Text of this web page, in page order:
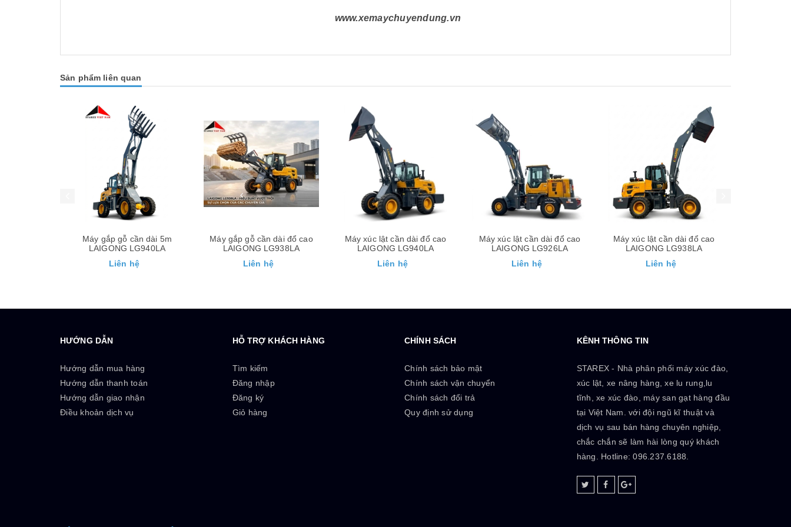
www.xemaychuyendung.vn
Sản phẩm liên quan
Xem nhanh Xem nhanh
Máy gắp gỗ cần dài đổ cao
LAIGONG LG938LA
Liên hệ
Máy xúc lật cần dài đổ cao
LAIGONG LG940LA
Liên hệ
Xem nhanh
Máy xúc lật cần dài đổ cao
LAIGONG LG926LA
Liên hệ
Máy xúc lật cần dài đổ cao
LAIGONG LG938LA
Liên hệ
Máy gắp gỗ cần dài đổ cao
LAIGONG LG926LA
Liên hệ
HƯỚNG DẪN
Hướng dẫn mua hàng
Hướng dẫn thanh toán
Hướng dẫn giao nhận
Điều khoản dịch vụ
HỖ TRỢ KHÁCH HÀNG
Tìm kiếm
Đăng nhập
Đăng ký
Giỏ hàng
CHÍNH SÁCH
Chính sách bảo mật
Chính sách vận chuyển
Chính sách đổi trả
Quy định sử dụng
KÊNH THÔNG TIN
STAREX - Nhà phân phối máy xúc đào,
xúc lật, xe nâng hàng, xe lu rung,lu
tĩnh, xe xúc đào, máy san gạt hàng đầu
tại Việt Nam. với đội ngũ kĩ thuật và
dịch vụ sau bán hàng chuyên nghiệp,
chắc chắn sẽ làm hài lòng quý khách
hàng. Hotline: 096.237.6188.